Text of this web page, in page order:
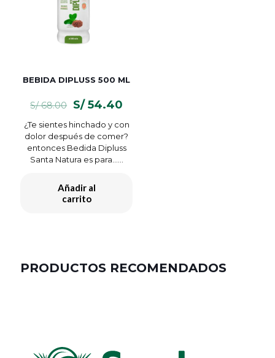
BEBIDA DIPLUSS 500 ML
S/68.00
El
original
era:
S/ 68.00.
S/54.40
actual
es:
S/ 54.40.
¿Te sientes hinchado y con
dolor después de comer?
entonces Bedida Dipluss
Santa Natura es para…...
Añadir al
carrito
PRODUCTOS RECOMENDADOS